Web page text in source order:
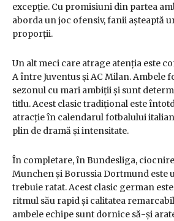
excepție. Cu promisiuni din partea
aborda un joc ofensiv, fanii așteaptă
proporții.
Un alt meci care atrage atenția este
A între Juventus și AC Milan. Ambele
sezonul cu mari ambiții și sunt
titlu. Acest clasic tradițional este
atracție în calendarul fotbalului
plin de dramă și intensitate.
În completare, în Bundesliga,
Munchen și Borussia Dortmund este
trebuie ratat. Acest clasic german
ritmul său rapid și calitatea
ambele echipe sunt dornice să-și